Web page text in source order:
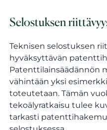
Selostuksen
Teknisen selostuksen
hyväksyttävän
Patenttilainsäädännön
vähintään yksi
toteutetaan. Tämän
tekoälyratkaisu tulee
tarkasti